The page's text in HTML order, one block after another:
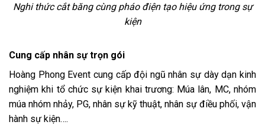
Nghi thức cắt băng cùng pháo điện tạo hiệu ứng trong sự
kiện
Cung cấp nhân sự trọn gói
Hoàng Phong Event cung cấp đội ngũ nhân sự dày dạn kinh
nghiệm khi tổ chức sự kiện khai trương: Múa lân, MC, nhóm
múa nhóm nhảy, PG, nhân sự kỹ thuật, nhân sự điều phối, vận
hành sự kiện….